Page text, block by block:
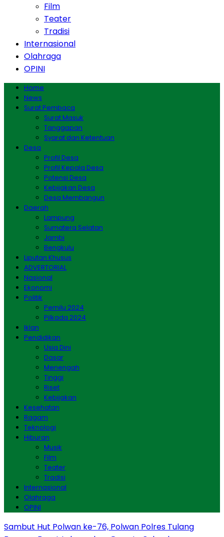
Film
Teater
Tradisi
Internasional
Olahraga
OPINI
Home
News
Surat Pembaca
Surat Masuk
Tanggapan
Syarat dan Ketentuan
Desa
Profil Desa
Profil Kepala Desa
Potensi Desa
Kebijakan Desa
Desa Membangun
Daerah
Lampung
Sumatera Selatan
Jambi
Bengkulu
Liputan Khusus
ADVERTORIAL
Nasional
Ekonomi
Politik
Pemilu 2024
Pilkada 2024
Iklan
Pendidikan
Usia Dini
Dasar
Menengah
Tinggi
Riset
Kebijakan
Kesehatan
Ragam
Teknologi
Hiburan
Musik
Film
Teater
Tradisi
Internasional
Olahraga
OPINI
Sambut Hut Polwan ke-76, Polwan Polres Tulang